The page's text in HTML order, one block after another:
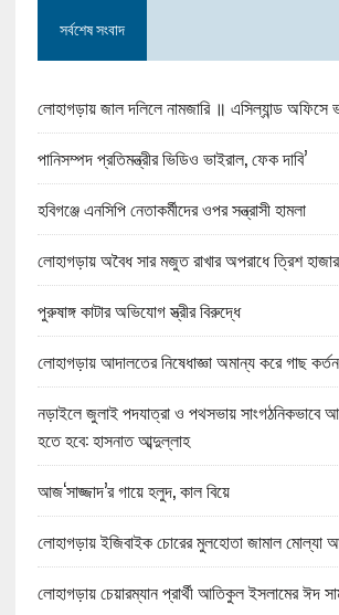
সর্বশেষ সংবাদ
লোহাগড়ায় জাল দলিলে নামজারি ॥ এসিল্যান্ড অফিসে
পানিসম্পদ প্রতিমন্ত্রীর ভিডিও ভাইরাল, ফেক দাবি’
হবিগঞ্জে এনসিপি নেতাকর্মীদের ওপর সন্ত্রাসী হামলা
লোহাগড়ায় অবৈধ সার মজুত রাখার অপরাধে ত্রিশ হাজার
পুরুষাঙ্গ কাটার অভিযোগ স্ত্রীর বিরুদ্ধে
লোহাগড়ায় আদালতের নিষেধাজ্ঞা অমান্য করে গাছ কর্তন
নড়াইলে জুলাই পদযাত্রা ও পথসভায় সাংগঠনিকভাবে
হতে হবে: হাসনাত আব্দুল্লাহ
আজ‘সাজ্জাদ’র গায়ে হলুদ, কাল বিয়ে
লোহাগড়ায় ইজিবাইক চোরের মুলহোতা জামাল মোল্যা
লোহাগড়ায় চেয়ারম্যান প্রার্থী আতিকুল ইসলামের ঈদ